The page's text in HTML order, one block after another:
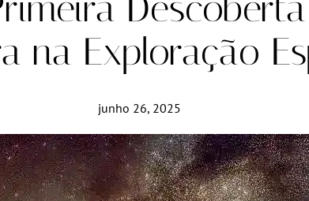
na Exploração
junho 26, 2025